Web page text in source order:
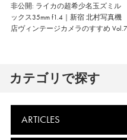
非公開: ライカの超希少名玉ズミル
ックス35mm f1.4｜新宿 北村写真機
店ヴィンテージカメラのすすめ Vol.7
カテゴリで探す
ARTICLES